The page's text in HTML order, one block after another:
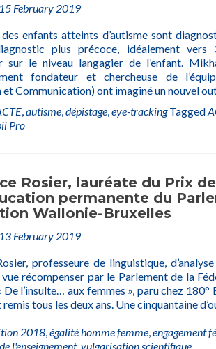
15 February 2019
enfants atteints d’autisme sont
plus précoce, idéalement vers
sur le niveau langagier de l’enfant.
fondateur et chercheuse de
Communication) ont imaginé un nouvel
,autisme,dépistage,eye-tracking Tagged
Pro
Rosier, lauréate du Prix
permanente du
Wallonie-Bruxelles
13 February 2019
professeure de linguistique,
vue récompenser par le Parlement de la
De l’insulte… aux femmes », paru chez
tous les deux ans. Une cinquantaine
2018,égalité homme femme,engagement
l'enseignement,vulgarisation scientifique